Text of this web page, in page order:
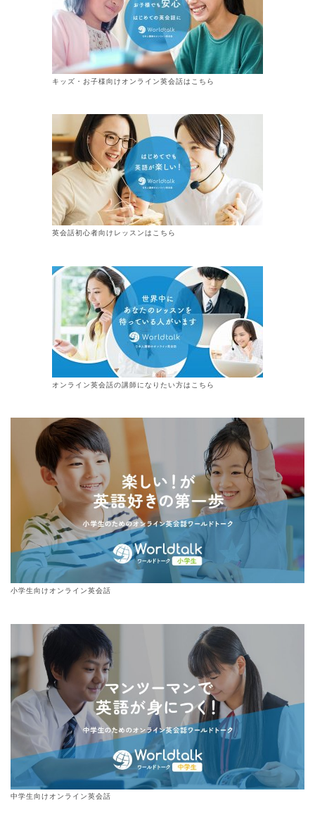
キッズ・お子様向けオンライン英会話はこちら
英会話初心者向けレッスンはこちら
オンライン英会話の講師になりたい方はこちら
小学生向けオンライン英会話
中学生向けオンライン英会話